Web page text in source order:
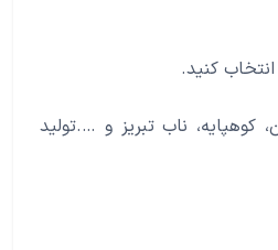
ناب تبریز و ….تولید